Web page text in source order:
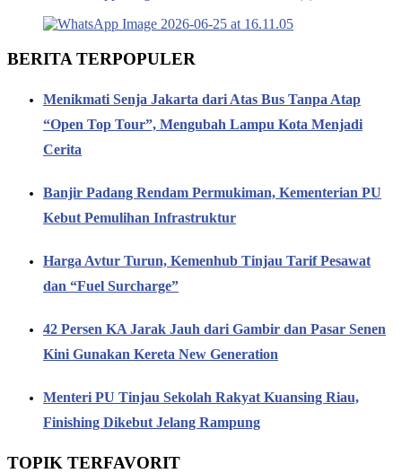
BERITA TERPOPULER
Menikmati Senja Jakarta dari Atas Bus Tanpa Atap
“Open Top Tour”, Mengubah Lampu Kota Menjadi
Cerita
Banjir Padang Rendam Permukiman, Kementerian PU
Kebut Pemulihan Infrastruktur
Harga Avtur Turun, Kemenhub Tinjau Tarif Pesawat
dan “Fuel Surcharge”
42 Persen KA Jarak Jauh dari Gambir dan Pasar Senen
Kini Gunakan Kereta New Generation
Menteri PU Tinjau Sekolah Rakyat Kuansing Riau,
Finishing Dikebut Jelang Rampung
TOPIK TERFAVORIT